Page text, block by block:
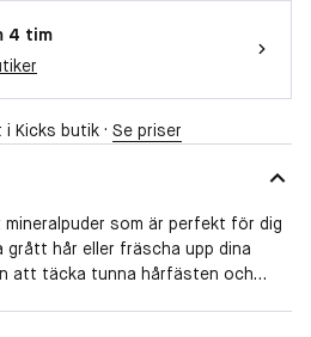
4 tim
Kicks butik · Se priser
som är perfekt för dig
hår eller fräscha upp dina
att täcka tunna hårfästen och